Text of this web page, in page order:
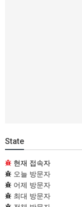
State
현재 접속자
오늘 방문자
어제 방문자
최대 방문자